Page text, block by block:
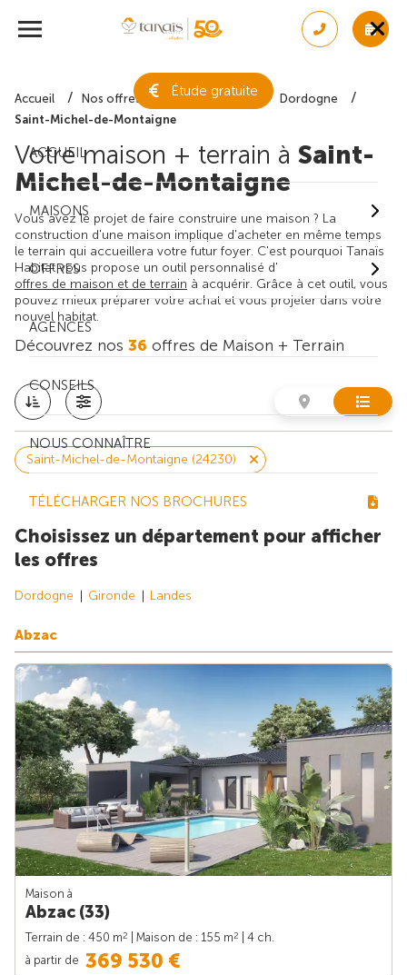
Étude gratuite
ACCUEIL
MAISONS
OFFRES
AGENCES
CONSEILS
NOUS CONNAÎTRE
TÉLÉCHARGER NOS BROCHURES
Accueil Nos offres de maison + terrain
Dordogne
Saint-Michel-de-Montaigne
Votre maison + terrain à Saint-
Michel-de-Montaigne
Vous avez le projet de faire construire une maison ? La
construction d'une maison implique d'acheter en même temps
le terrain qui accueillera votre futur foyer. C'est pourquoi Tanaïs
Habitat vous propose un outil personnalisé d'
offres de maison et de terrain à acquérir. Grâce à cet outil, vous
pouvez mieux préparer votre achat et vous projeter dans votre
nouvel habitat.
Découvrez nos 36 offres de Maison + Terrain
Saint-Michel-de-Montaigne (24230)
Choisissez un département pour afficher
les offres
Dordogne Gironde Landes
Abzac
Maison à
Abzac (33)
Terrain de : 450 m2 | Maison de : 155 m2
| 4 ch.
à partir de 369 530 €